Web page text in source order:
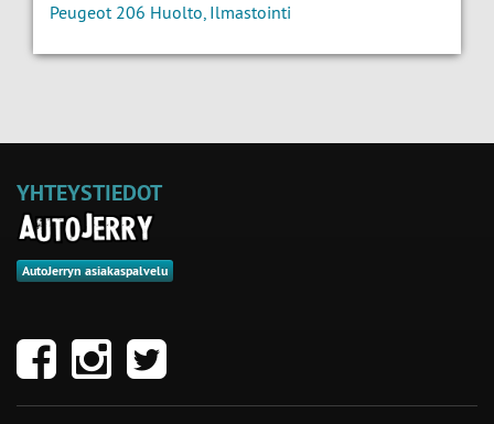
Peugeot 206 Huolto, Ilmastointi
YHTEYSTIEDOT
AutoJerryn asiakaspalvelu